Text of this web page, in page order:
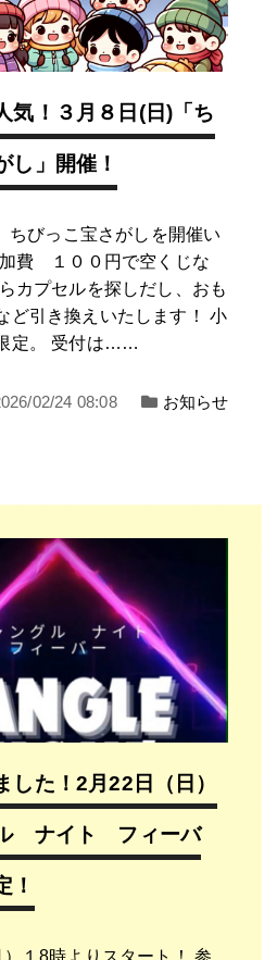
気！３月８日(日)「ち
し」開催！
びっこ宝さがしを開催い
費 １００円で空くじな
カプセルを探しだし、おも
ど引き換えいたします！ 小
定。 受付は……
02/24 08:08 お知らせ
した！2月22日（日）
ル ナイト フィーバ
！